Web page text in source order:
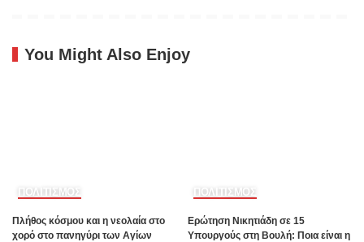
You Might Also Enjoy
ΠΟΛΙΤΙΣΜΟΣ
Πλήθος κόσμου και η νεολαία στο
χορό στο πανηγύρι των Αγίων
ΠΟΛΙΤΙΣΜΟΣ
Ερώτηση Νικητιάδη σε 15
Υπουργούς στη Βουλή: Ποια είναι η